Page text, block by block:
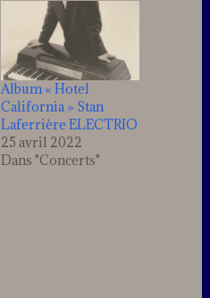
Album « Hotel
California » Stan
Laferrière ELECTRIO
25 avril 2022
Dans "Concerts"